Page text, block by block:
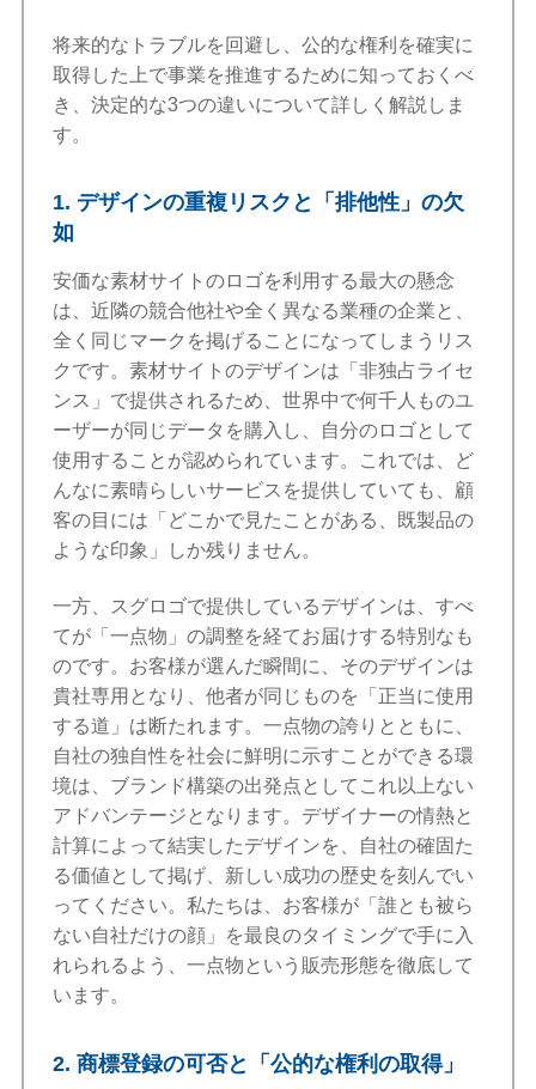
将来的なトラブルを回避し、公的な権利を確実に
取得した上で事業を推進するために知っておくべ
き、決定的な3つの違いについて詳しく解説しま
す。
1. デザインの重複リスクと「排他性」の欠
如
安価な素材サイトのロゴを利用する最大の懸念
は、近隣の競合他社や全く異なる業種の企業と、
全く同じマークを掲げることになってしまうリス
クです。素材サイトのデザインは「非独占ライセ
ンス」で提供されるため、世界中で何千人ものユ
ーザーが同じデータを購入し、自分のロゴとして
使用することが認められています。これでは、ど
んなに素晴らしいサービスを提供していても、顧
客の目には「どこかで見たことがある、既製品の
ような印象」しか残りません。
一方、スグロゴで提供しているデザインは、すべ
てが「一点物」の調整を経てお届けする特別なも
のです。お客様が選んだ瞬間に、そのデザインは
貴社専用となり、他者が同じものを「正当に使用
する道」は断たれます。一点物の誇りとともに、
自社の独自性を社会に鮮明に示すことができる環
境は、ブランド構築の出発点としてこれ以上ない
アドバンテージとなります。デザイナーの情熱と
計算によって結実したデザインを、自社の確固た
る価値として掲げ、新しい成功の歴史を刻んでい
ってください。私たちは、お客様が「誰とも被ら
ない自社だけの顔」を最良のタイミングで手に入
れられるよう、一点物という販売形態を徹底して
います。
2. 商標登録の可否と「公的な権利の取得」